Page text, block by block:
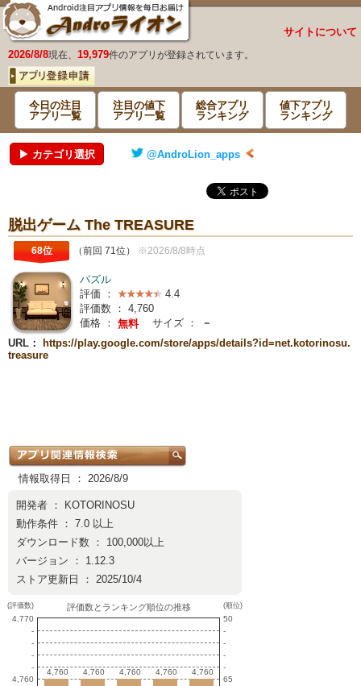
サイトについて
2026/8/8現在、 19,979件のアプリが登録されています。
今日の注目
アプリ一覧
注目の値下
アプリ一覧
総合アプリ
ランキング
値下アプリ
ランキング
▶ カテゴリ選択 @AndroLion_apps
脱出ゲーム The TREASURE
68位 （前回 71位） ※2026/8/8時点
パズル
評価 ：
4.4
評価数 ： 4,760
価格 ： 無料 サイズ ：
－
URL：
https://play.google.com/store/apps/details?id=net.kotorinosu.
treasure
情報取得日 ： 2026/8/9
開発者 ：
KOTORINOSU
動作条件 ： 7.0 以上
ダウンロード数 ： 100,000以上
バージョン ： 1.12.3
ストア更新日 ： 2025/10/4
(評価数)
4,770
-
-
-
-
4,760
評価数とランキング順位の推移
4,760
4,760 4,760
4,760 4,760
4,760 4,760
4,760 4,760
4,760
(順位)
50
-
-
-
-
65